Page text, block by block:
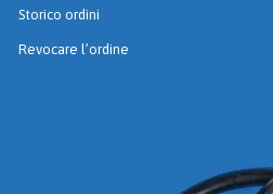
Storico ordini
Revocare l’ordine